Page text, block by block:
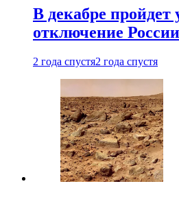
В декабре пройдет
отключение
2 года спустя2 года спустя